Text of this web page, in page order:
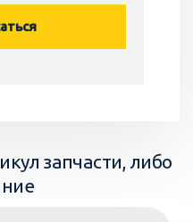
запчасти, либо